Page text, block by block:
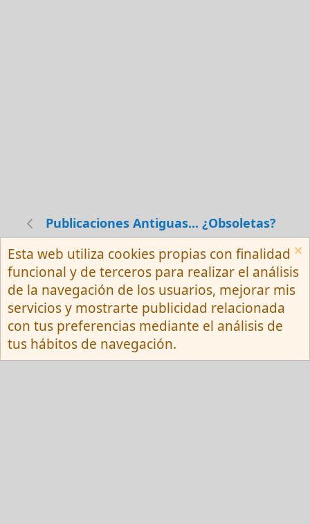
Publicaciones Antiguas... ¿Obsoletas?
Español (Neutro) Tu
Contactarnos
Términos y reglas
Privacy policy
Ayuda
R
S
S
Community platform by XenForo ® © 2010-
2026 XenForo Ltd.
Esta web utiliza cookies propias con finalidad
funcional y de terceros para realizar el análisis
de la navegación de los usuarios, mejorar mis
servicios y mostrarte publicidad relacionada
con tus preferencias mediante el análisis de
tus hábitos de navegación.